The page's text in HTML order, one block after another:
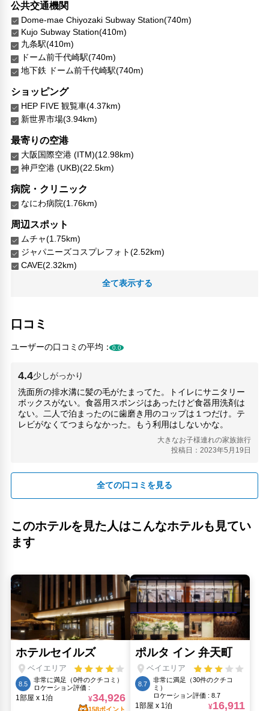
公共交通機関
Dome-mae Chiyozaki Subway Station(740m)
Kujo Subway Station(410m)
九条駅(410m)
ドーム前千代崎駅(740m)
地下鉄 ドーム前千代崎駅(740m)
ショッピング
HEP FIVE 観覧車(4.37km)
新世界市場(3.94km)
最寄りの空港
大阪国際空港 (ITM)(12.98km)
神戸空港 (UKB)(22.5km)
病院・クリニック
なにわ病院(1.76km)
周辺スポット
ムチャ(1.75km)
ジャパニーズコスプレフォト(2.52km)
CAVE(2.32km)
Dome-mae Chiyozaki Subway Station(740m)
emu -USEDCLOTHING-(460m)
Kujo Subway Station(410m)
SystemPark(1km)
T.T ボウル(410m)
T.T Bowl(410m)
ぶぜんのくに中つはん蔵屋敷マーク(2.82km)
九条駅(410m)
交通博物館(840m)
ドーム前千代崎京セラドーム大阪(810m)
地下鉄 ドーム前千代崎駅(740m)
イオンモール 大阪ドームシティ(750m)
フォレオ大阪ドームシティ(430m)
大阪ベイタワー(960m)
筑前橋(2.89km)
舞子屋茶園芸者ハウス(2.24km)
蔦屋(400m)
道頓堀商店街(2.94km)
難波神社(2.76km)
高野寺(2.68km)
人気スポット
ユニバーサル・スタジオ・ジャパン(3.61km)
大阪城(5.88km)
全て表示する
口コミ
ユーザーの口コミの平均：0.0
4.4少しがっかり
洗面所の排水溝に髪の毛がたまってた。トイレにサニタリー
ボックスがない。食器用スポンジはあったけど食器用洗剤は
ない。二人で泊まったのに歯磨き用のコップは１つだけ。テ
レビがなくてつまらなかった。もう利用はしないかな。
大きなお子様連れの家族旅行
投稿日：2023年5月19日
全ての口コミを見る
このホテルを見た人はこんなホテルも見てい
ます